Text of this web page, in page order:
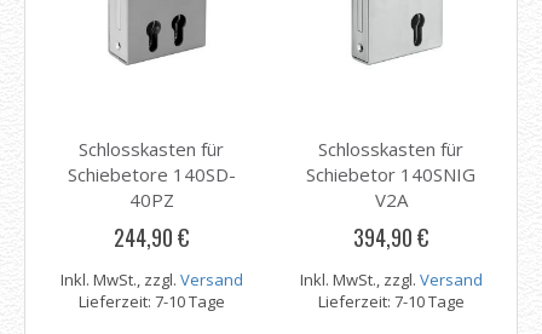
Schlosskasten für
Schiebetore 140SD-
40PZ
244,90 €
Inkl. MwSt., zzgl. Versand
Lieferzeit: 7-10 Tage
Schlosskasten für
Schiebetor 140SNIG
V2A
394,90 €
Inkl. MwSt., zzgl. Versand
Lieferzeit: 7-10 Tage